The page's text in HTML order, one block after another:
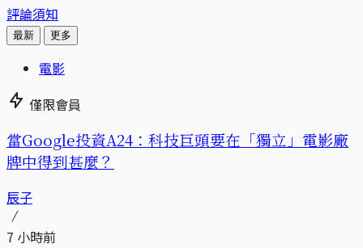
評論須知
最新 更多
電影
僅限會員
當Google投資A24：科技巨頭要在「獨立」電影廠
牌中得到甚麼？
辰子
7 小時前